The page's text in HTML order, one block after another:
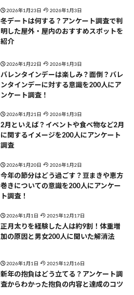
2026年1月23日 2026年1月3日
冬デートは何する？アンケート調査で判
明した屋外・屋内のおすすめスポットを
紹介
2026年1月22日 2026年1月3日
バレンタインデーは楽しみ？面倒？バレ
ンタインデーに対する意識を200人にア
ンケート調査！
2026年1月21日 2026年1月3日
2月といえば？イベントや食べ物など2月
に関するイメージを200人にアンケート
調査
2026年1月20日 2026年1月2日
今年の節分はどう過ごす？豆まきや恵方
巻きについての意識を200人にアンケー
ト調査！
2026年1月1日 2025年12月17日
正月太りを経験した人は約9割！体重増
加の原因と男女200人に聞いた解消法
2026年1月1日 2025年12月16日
新年の抱負はどう立てる？アンケート調
査からわかった抱負の内容と達成のコツ